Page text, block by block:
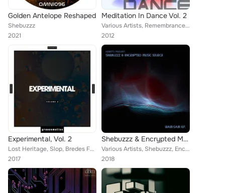
Golden Antelope Reshaped
Shebuzzz
2021
Meditation In Dance Vol. 2
Various Artists, Remembrance, Secret Infect, Marginal, Colla, Kelle, Terry Artovsky, Korsun, Shebuzzz, ES.TEREO, Tobax, Hathor, ...
2012
Experimental, Vol. 2
Lost Heritage, Slop, Bredes Fernando, Grinvdik, Lowkore, Tamaris, DIB, Shebuzzz, S-Tek, Luis Ruiz, Kurayami, Kleber, Karpin Zamb...
2017
Shebuzzz & Encrypted Music Source - Wabi-Sabi - EP
Various Artists, Shebuzzz, Encrypted Music Source
2018